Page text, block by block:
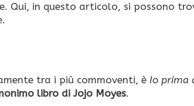
Qui, in questo articolo, si possono
tra i più commoventi, è Io prima
libro di Jojo Moyes.